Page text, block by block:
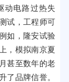
电路过热失
试，工程师可
如，隆安试验
，模拟南京夏
甚至数年的老
了品牌信誉。